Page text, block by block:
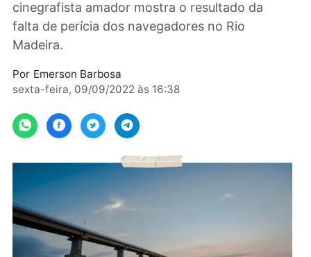
Na internet, um vídeo divulgado por um
cinegrafista amador mostra o resultado da
falta de perícia dos navegadores no Rio
Madeira.
sexta-feira, 09/09/2022 às 16:38